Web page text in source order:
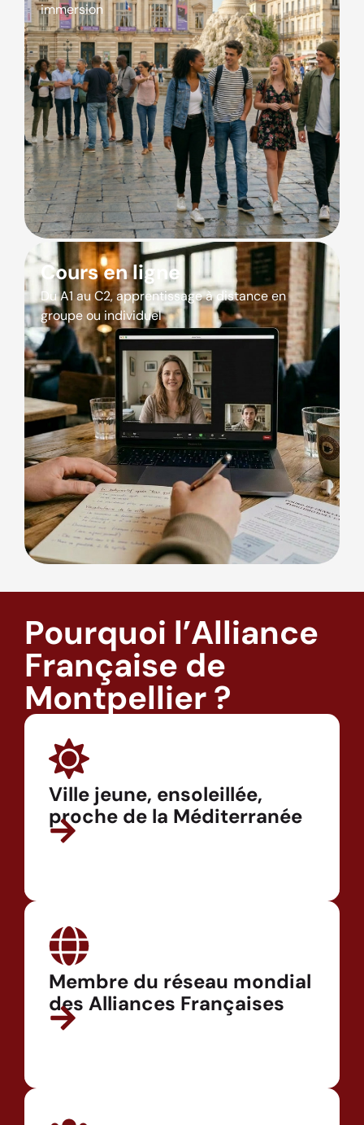
immersion
Cours en ligne
Du A1 au C2, apprentissage à distance en
groupe ou individuel
Pourquoi l’Alliance
Française de
Montpellier ?
Ville jeune, ensoleillée,
proche de la Méditerranée
Membre du réseau mondial
des Alliances Françaises